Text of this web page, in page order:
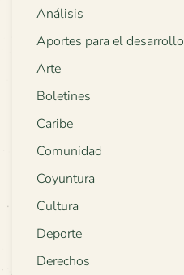
Análisis
Aportes para el desarrollo
Arte
Boletines
Caribe
Comunidad
Coyuntura
Cultura
Deporte
Derechos